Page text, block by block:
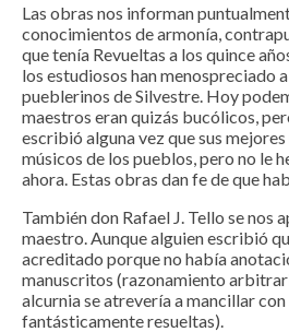
Las obras nos informan
conocimientos de armonía,
que tenía Revueltas a los quince
los estudiosos han menospreciado
pueblerinos de Silvestre. Hoy
maestros eran quizás bucólicos,
escribió alguna vez que sus
músicos de los pueblos, pero no le
ahora. Estas obras dan fe de que
También don Rafael J. Tello se nos
maestro. Aunque alguien escribió
acreditado porque no había
manuscritos (razonamiento
alcurnia se atrevería a mancillar
fantásticamente resueltas).